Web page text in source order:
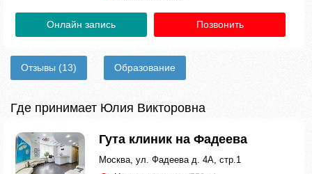
Онлайн запись Позвонить
Отзывы (13) Образование
Где принимает Юлия Викторовна
Гута клиник на Фадеева
Москва, ул. Фадеева д. 4А, стр.1